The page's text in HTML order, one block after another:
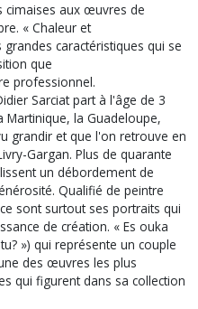
cimaises aux œuvres de
« Chaleur et
caractéristiques qui se
que
professionnel.
Sarciat part à l'âge de 3
Martinique, la Guadeloupe,
grandir et que l'on retrouve en
Gargan. Plus de quarante
un débordement de
Qualifié de peintre
sont surtout ses portraits qui
de création. « Es ouka
») qui représente un couple
des œuvres les plus
qui figurent dans sa collection